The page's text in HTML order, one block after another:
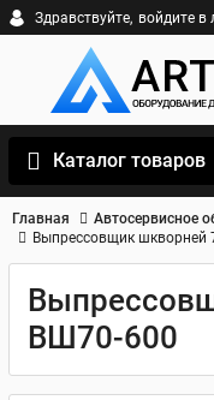
Здравствуйте, войдите в
Каталог товаров
Главная Автосервисное
Выпрессовщик шкворней
ВШ70-600